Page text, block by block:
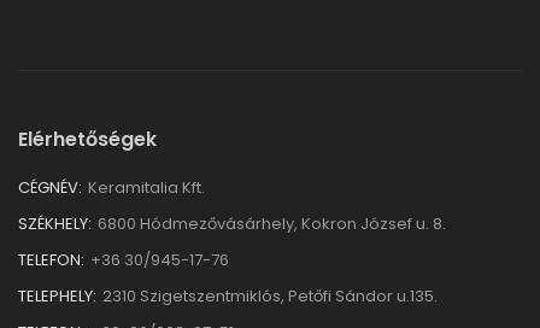
Elérhetőségek
CÉGNÉV: Keramitalia Kft.
SZÉKHELY: 6800 Hódmezővásárhely, Kokron József u. 8.
TELEFON: +36 30/945-17-76
TELEPHELY: 2310 Szigetszentmiklós, Petőfi Sándor u.135.